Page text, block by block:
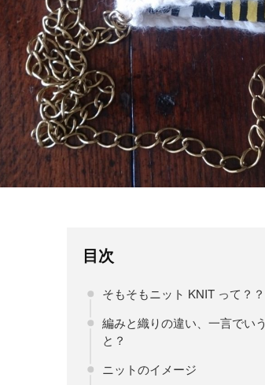
目次
そもそもニット KNIT って？？
編みと織りの違い、一言でいう
と？
ニットのイメージ